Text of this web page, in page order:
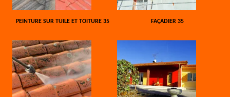
PEINTURE SUR TUILE ET TOITURE 35 FAÇADIER 35